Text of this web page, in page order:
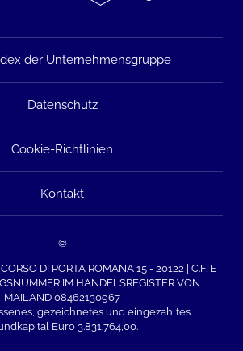
der Unternehmensgruppe
Datenschutz
Cookie-Richtlinien
Kontakt
©
DI PORTA ROMANA 15 - 20122 | C.F. E
IM HANDELSREGISTER VON
MAILAND 08462130967
gezeichnetes und eingezahltes
Euro 3.831.764,00.